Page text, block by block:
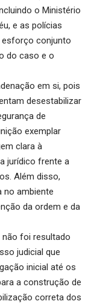
o Ministério
e as polícias
esforço conjunto
do caso e o
em si, pois
desestabilizar
de
exemplar
clara à
jurídico frente a
Além disso,
no ambiente
da ordem e da
não foi resultado
judicial que
inicial até os
a construção de
correta dos